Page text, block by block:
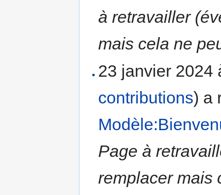
à retravailler
mais cela ne
23 janvier 2024
contributions) a
Page à
remplacer mais